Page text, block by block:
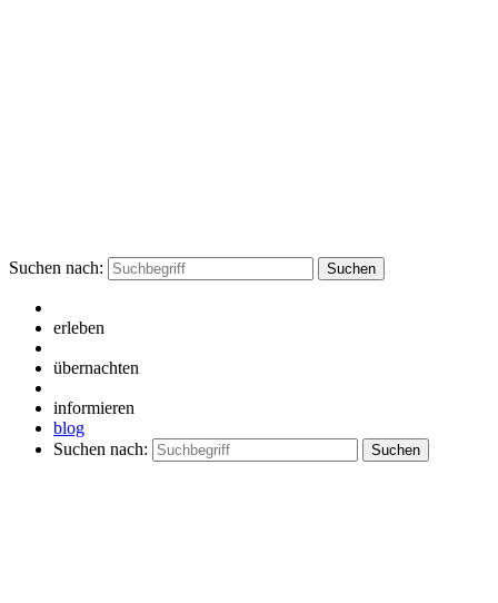
Suchen nach:
erleben
übernachten
informieren
blog
Suchen nach: